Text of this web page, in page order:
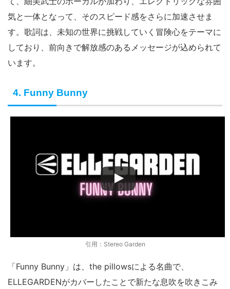
気と一体となって、そのスピード感をさらに加速させま
す。歌詞は、未知の世界に挑戦していく冒険心をテーマに
しており、前向きで解放感のあるメッセージが込められて
います。
4. Funny Bunny
引用：Stereo Garden
「Funny Bunny」は、the pillowsによる名曲で、
ELLEGARDENがカバーしたことで新たな息吹を吹きこみ